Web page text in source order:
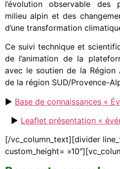
l’évolution observable des
milieu alpin et des
d’une transformation
Ce suivi technique et
de l’animation de la
avec le soutien de la Région
de la région SUD/Provence-
► Base de connaissances «
► Leaflet présentation «
[/vc_column_text][divider
custom_height=